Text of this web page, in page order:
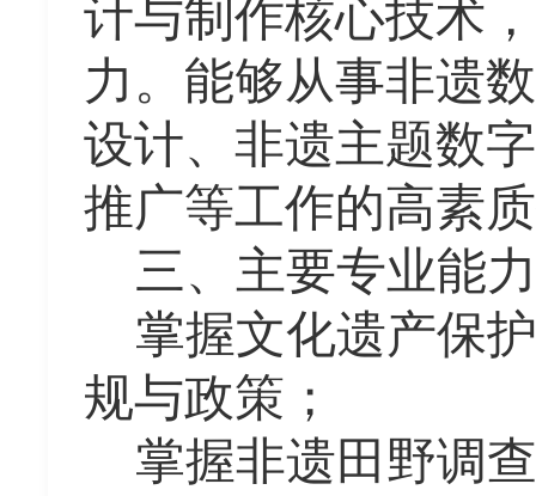
计与制作核心技术
力。能够从事非遗
设计、非遗主题数
推广等工作的高素
三、主要专业能
掌握文化遗产保
规与政策；
掌握非遗田野调